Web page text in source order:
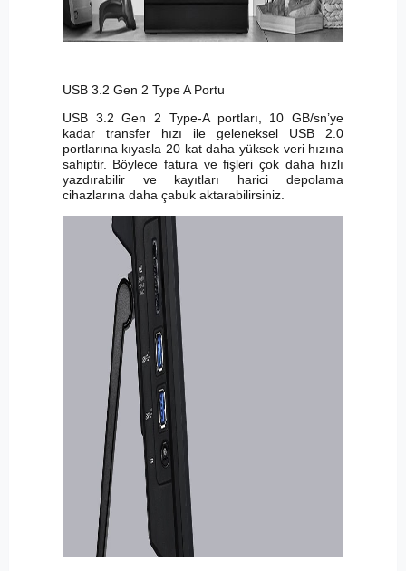
USB 3.2 Gen 2 Type A Portu
USB 3.2 Gen 2 Type-A portları, 10 GB/sn’ye
kadar transfer hızı ile geleneksel USB 2.0
portlarına kıyasla 20 kat daha yüksek veri hızına
sahiptir. Böylece fatura ve fişleri çok daha hızlı
yazdırabilir ve kayıtları harici depolama
cihazlarına daha çabuk aktarabilirsiniz.